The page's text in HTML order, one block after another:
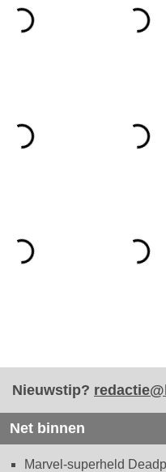
Nieuwstip?
Net binnen
Marvel-superheld